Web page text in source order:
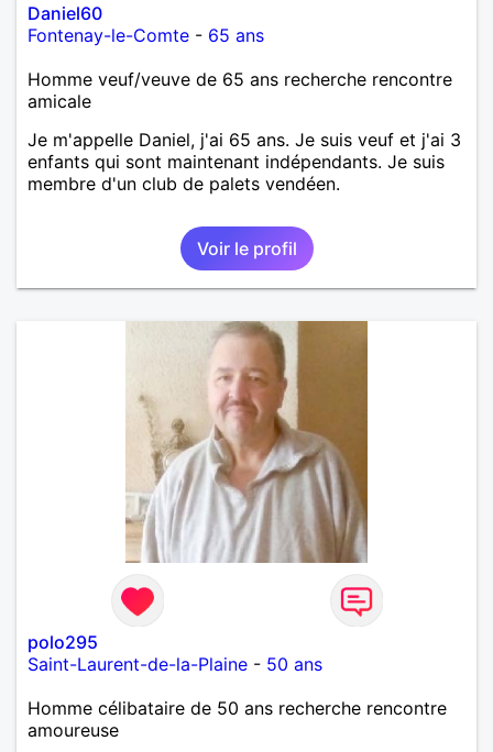
Daniel60
Fontenay-le-Comte - 65 ans
Homme veuf/veuve de 65 ans recherche rencontre
amicale
Je m'appelle Daniel, j'ai 65 ans. Je suis veuf et j'ai 3
enfants qui sont maintenant indépendants. Je suis
membre d'un club de palets vendéen.
Voir le profil
polo295
Saint-Laurent-de-la-Plaine - 50 ans
Homme célibataire de 50 ans recherche rencontre
amoureuse